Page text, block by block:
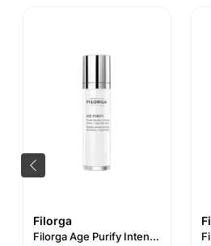
Filorga
Filorga Age Purify Intensive Çift Etkili Serum 30 ml